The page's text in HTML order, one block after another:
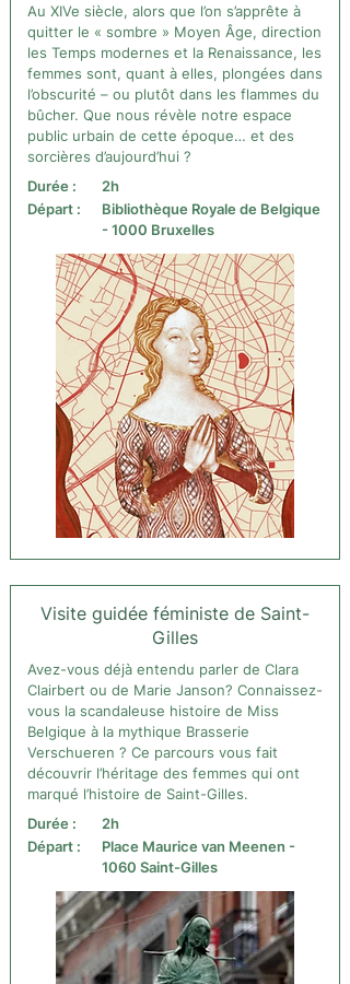
Au XIVe siècle, alors que l’on s’apprête à
quitter le « sombre » Moyen Âge, direction
les Temps modernes et la Renaissance, les
femmes sont, quant à elles, plongées dans
l’obscurité – ou plutôt dans les flammes du
bûcher. Que nous révèle notre espace
public urbain de cette époque… et des
sorcières d’aujourd’hui ?
Durée :
Départ :
2h
Bibliothèque Royale de Belgique
- 1000 Bruxelles
Visite guidée féministe de Saint-
Gilles
Avez-vous déjà entendu parler de Clara
Clairbert ou de Marie Janson? Connaissez-
vous la scandaleuse histoire de Miss
Belgique à la mythique Brasserie
Verschueren ? Ce parcours vous fait
découvrir l’héritage des femmes qui ont
marqué l’histoire de Saint-Gilles.
Durée :
Départ :
2h
Place Maurice van Meenen -
1060 Saint-Gilles